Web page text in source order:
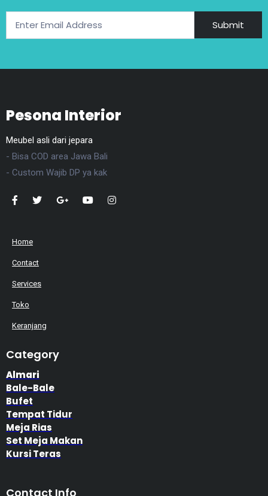
Submit
Pesona Interior
Meubel asli dari jepara
- Bisa COD area Jawa Bali
- Custom Wajib DP ya kak
Home
Contact
Services
Toko
Keranjang
Category
Almari
Bale-Bale
Bufet
Tempat Tidur
Meja Rias
Set Meja Makan
Kursi Teras
Contact Info